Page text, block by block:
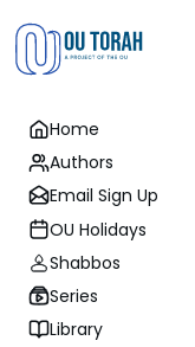
Home
Authors
Email Sign Up
OU Holidays
Shabbos
Series
Library